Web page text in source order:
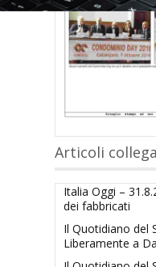
Articoli
Italia Oggi –
dei fabbricati
Il Quotidiano del
Liberamente a